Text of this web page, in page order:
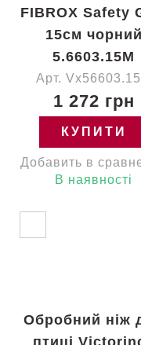
FIBROX Safety
15см чорний
5.6603.15M
Арт.
1 272 грн
КУПИТИ
Добавить в
В наявності
Обробний ніж
птиці